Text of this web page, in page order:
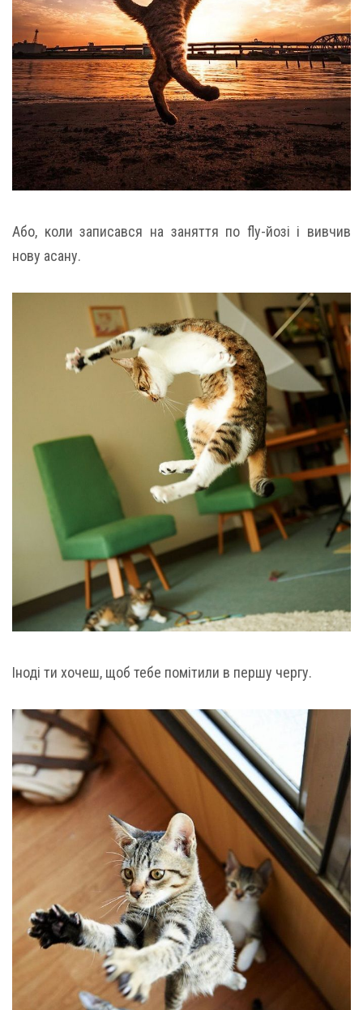
Або, коли записався на заняття по fly-йозі і вивчив
нову асану.
Іноді ти хочеш, щоб тебе помітили в першу чергу.